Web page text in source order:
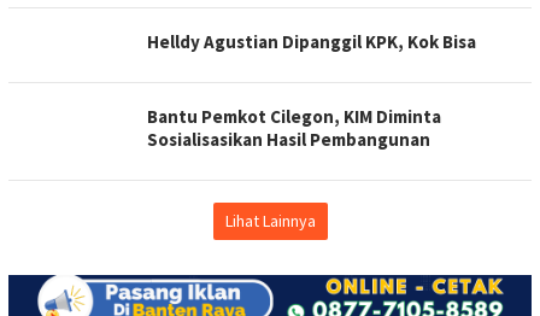
Helldy Agustian Dipanggil KPK, Kok Bisa
Bantu Pemkot Cilegon, KIM Diminta
Sosialisasikan Hasil Pembangunan
Lihat Lainnya